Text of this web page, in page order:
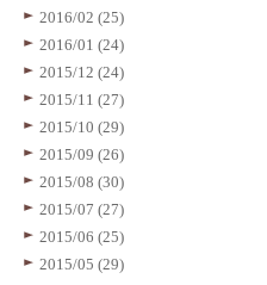
2016/02 (25)
2016/01 (24)
2015/12 (24)
2015/11 (27)
2015/10 (29)
2015/09 (26)
2015/08 (30)
2015/07 (27)
2015/06 (25)
2015/05 (29)